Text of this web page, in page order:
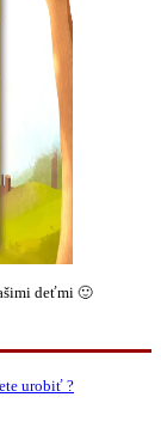
deťmi 🙂
urobiť ?